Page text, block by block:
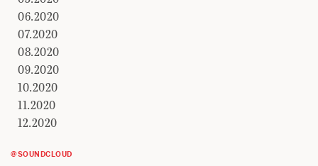
06.2020
07.2020
08.2020
09.2020
10.2020
11.2020
12.2020
@SOUNDCLOUD